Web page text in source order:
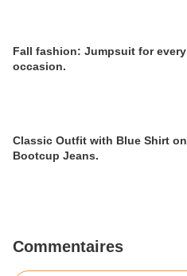
Fall fashion: Jumpsuit for every
occasion.
Classic Outfit with Blue Shirt on
Bootcup Jeans.
Commentaires